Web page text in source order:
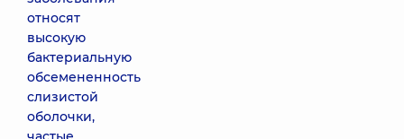
относят
высокую
бактериальную
обсемененность
слизистой
оболочки,